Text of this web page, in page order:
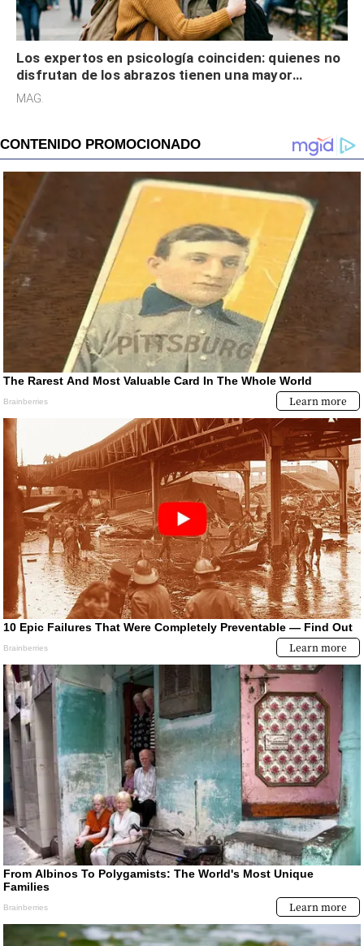
Los expertos en psicología coinciden: quienes no
disfrutan de los abrazos tienen una mayor
sensibilidad a los estímulos físicos y no es por
MAG.